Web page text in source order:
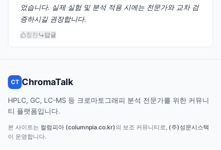
었습니다. 실제 실험 및 분석 적용 시에는 전문가와 교차 검
증하시길 권장합니다.
칭찬 답글
CT ChromaTalk
HPLC, GC, LC-MS 등 크로마토그래피 분석 전문가를 위한 커뮤니
티 플랫폼입니다.
본 사이트는 컬럼피아 (columnpia.co.kr)의 보조 커뮤니티로, (주)성문시스텍
이 운영합니다.